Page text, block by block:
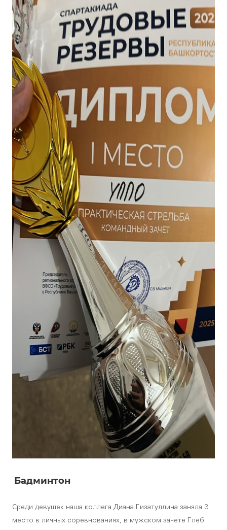
Бадминтон
Среди девушек наша коллега Диана Гизатуллина заняла 3
место в личных соревнованиях, в мужском зачете Глеб